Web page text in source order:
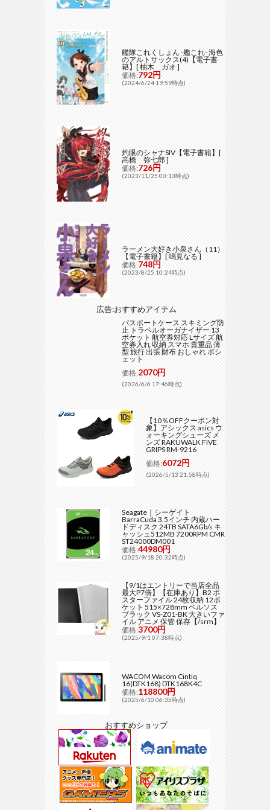
艦隊これくしょん -艦これ- 海色
のアルトサックス(4)【電子書
籍】[ 柚木 ガオ ]
価格:792円
(2024/6/24 19:59時点)
灼眼のシャナSIV【電子書籍】[
高橋 弥七郎 ]
価格:726円
(2023/11/25 00:13時点)
ラーメン大好き小泉さん（11）
【電子書籍】[ 鳴見なる ]
価格:748円
(2023/8/25 10:24時点)
広告:おすすめアイテム
パスポートケース スキミング防
止 トラベルオーガナイザー 13
ポケット 航空券対応 Lサイズ 航
空券入れ 収納 スマホ 貴重品 薄
型 旅行 出張 財布 おしゃれ ポシ
ェット
価格:2070円
(2026/6/6 17:46時点)
【10％OFFクーポン対
象】アシックス asics ウ
ォーキングシューズ メ
ンズ RAKUWALK FIVE
GRIPS RM-9216
価格:6072円
(2026/5/13 21:58時点)
Seagate｜シーゲイト
BarraCuda 3.5インチ 内蔵ハー
ドディスク 24TB SATA6Gb/s キ
ャッシュ512MB 7200RPM CMR
ST24000DM001
価格:44980円
(2025/9/18 20:32時点)
【9/1はエントリーで当店全品
最大P7倍】【在庫あり】B2 ポ
スターファイル 24枚収納 12ポ
ケット 515×728mm ベルソス
ブラック VS-Z01-BK 大きいファ
イル アニメ 保管 保存【/srm】
価格:3700円
(2025/9/1 07:38時点)
WACOM Wacom Cintiq
16(DTK168) DTK168K4C
価格:118800円
(2025/6/10 06:35時点)
おすすめショップ